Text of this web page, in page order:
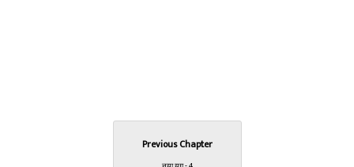
Previous Chapter